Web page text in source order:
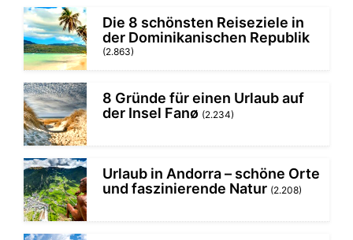
Die 8 schönsten Reiseziele in
der Dominikanischen Republik
(2.863)
8 Gründe für einen Urlaub auf
der Insel Fanø (2.234)
Urlaub in Andorra – schöne Orte
und faszinierende Natur (2.208)